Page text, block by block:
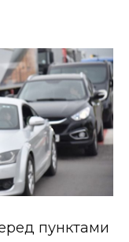
пунктами